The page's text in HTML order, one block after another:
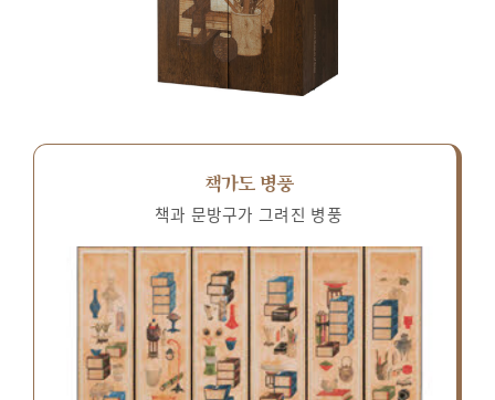
책가도 병풍
책과 문방구가 그려진 병풍